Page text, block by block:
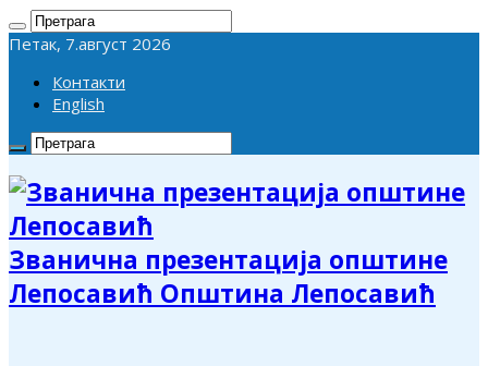
Петак, 7.август 2026
Контакти
English
Званична презентација општине
Лепосавић Општина Лепосавић